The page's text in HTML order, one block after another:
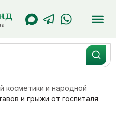
косметики и народной
и грыжи от госпиталя